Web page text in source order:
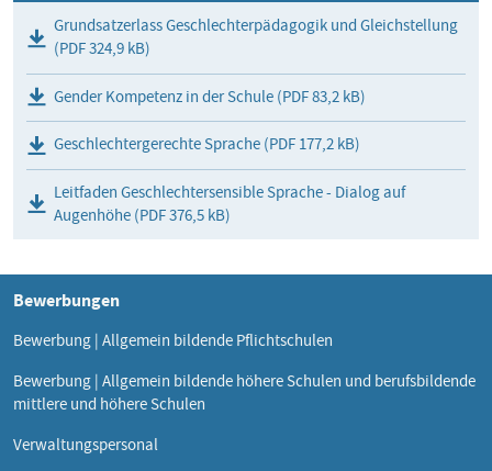
Grundsatzerlass Geschlechterpädagogik und Gleichstellung
(PDF 324,9 kB)
Gender Kompetenz in der Schule (PDF 83,2 kB)
Geschlechtergerechte Sprache (PDF 177,2 kB)
Leitfaden Geschlechtersensible Sprache - Dialog auf
Augenhöhe (PDF 376,5 kB)
Bewerbungen
Bewerbung | Allgemein bildende Pflichtschulen
Bewerbung | Allgemein bildende höhere Schulen und berufsbildende
mittlere und höhere Schulen
Verwaltungspersonal